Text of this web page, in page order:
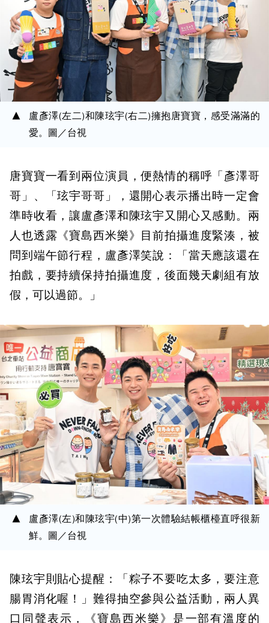
盧彥澤(左二)和陳玹宇(右二)擁抱唐寶寶，感受滿滿的
愛。圖／台視
唐寶寶一看到兩位演員，便熱情的稱呼「彥澤哥
哥」、「玹宇哥哥」，還開心表示播出時一定會
準時收看，讓盧彥澤和陳玹宇又開心又感動。兩
人也透露《寶島西米樂》目前拍攝進度緊湊，被
問到端午節行程，盧彥澤笑說：「當天應該還在
拍戲，要持續保持拍攝進度，後面幾天劇組有放
假，可以過節。」
盧彥澤(左)和陳玹宇(中)第一次體驗結帳櫃檯直呼很新
鮮。圖／台視
陳玹宇則貼心提醒：「粽子不要吃太多，要注意
腸胃消化喔！」難得抽空參與公益活動，兩人異
口同聲表示，《寶島西米樂》是一部有溫度的